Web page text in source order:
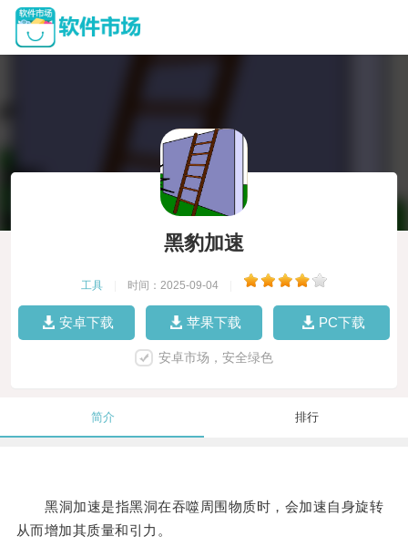
黑豹加速
工具 时间：2025-09-04
安卓下载 苹果下载 PC下载
安卓市场，安全绿色
简介 排行
黑洞加速是指黑洞在吞噬周围物质时，会加速自身旋转
从而增加其质量和引力。